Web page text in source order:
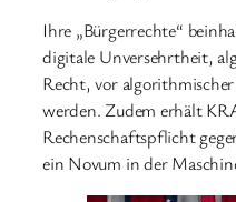
Ihre „Bürgerrechte“
digitale Unversehrtheit,
Recht, vor
werden. Zudem erhält
Rechenschaftspflicht
ein Novum in der